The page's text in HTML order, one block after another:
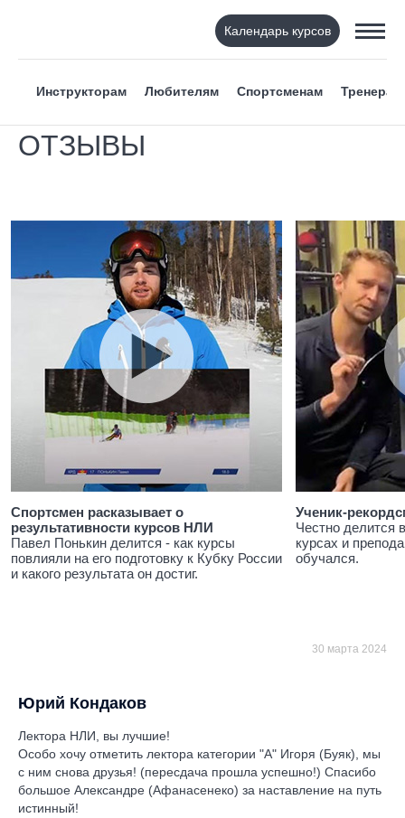
Календарь курсов
Инструкторам Любителям Спортсменам Тренерам
ОТЗЫВЫ
Спортсмен расказывает о
результативности курсов НЛИ
Павел Понькин делится - как курсы
повлияли на его подготовку к Кубку России
и какого результата он достиг.
Ученик-
Честно делится
курсах и
обучался.
30 марта 2024
Юрий Кондаков
Лектора НЛИ, вы лучшие!
Особо хочу отметить лектора категории "А" Игоря (Буяк), мы
с ним снова друзья! (пересдача прошла успешно!) Спасибо
большое Александре (Афанасенеко) за наставление на путь
истинный!